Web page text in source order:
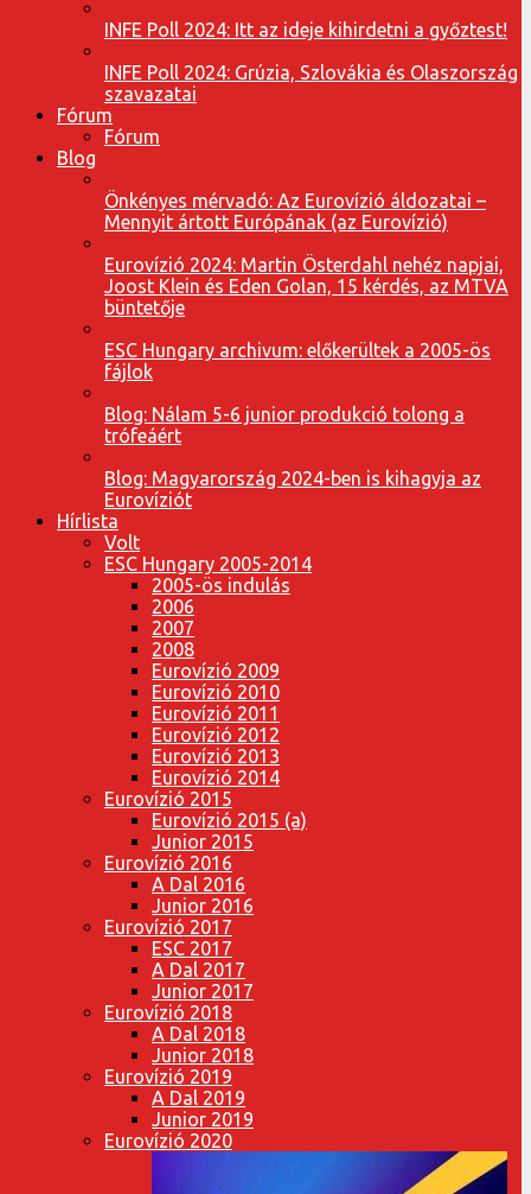
INFE Poll 2024: Itt az ideje kihirdetni a győztest!
INFE Poll 2024: Grúzia, Szlovákia és Olaszország
szavazatai
Fórum
Fórum
Blog
Önkényes mérvadó: Az Eurovízió áldozatai –
Mennyit ártott Európának (az Eurovízió)
Eurovízió 2024: Martin Österdahl nehéz napjai,
Joost Klein és Eden Golan, 15 kérdés, az MTVA
büntetője
ESC Hungary archivum: előkerültek a 2005-ös
fájlok
Blog: Nálam 5-6 junior produkció tolong a
trófeáért
Blog: Magyarország 2024-ben is kihagyja az
Eurovíziót
Hírlista
Volt
ESC Hungary 2005-2014
2005-ös indulás
2006
2007
2008
Eurovízió 2009
Eurovízió 2010
Eurovízió 2011
Eurovízió 2012
Eurovízió 2013
Eurovízió 2014
Eurovízió 2015
Eurovízió 2015 (a)
Junior 2015
Eurovízió 2016
A Dal 2016
Junior 2016
Eurovízió 2017
ESC 2017
A Dal 2017
Junior 2017
Eurovízió 2018
A Dal 2018
Junior 2018
Eurovízió 2019
A Dal 2019
Junior 2019
Eurovízió 2020